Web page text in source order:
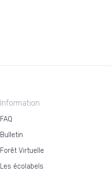
Information
FAQ
Bulletin
Forêt Virtuelle
Les écolabels